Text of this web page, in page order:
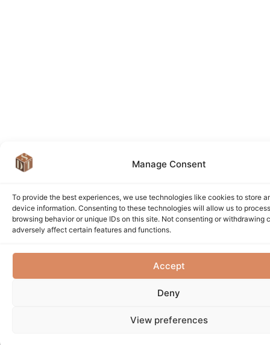
Manage Consent
To provide the best experiences, we use technologies like cookies to store
device information. Consenting to these technologies will allow us to
browsing behavior or unique IDs on this site. Not consenting or withdrawing
adversely affect certain features and functions.
Accept
Deny
View preferences